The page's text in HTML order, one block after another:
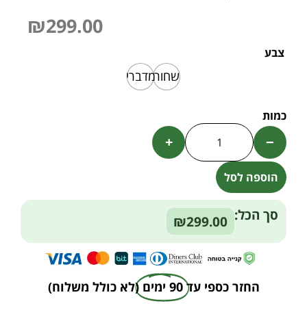
₪299.00
צבע
שחורמדברי
−
+
הוספה לסל
Alternative:
סך הכל: ₪299.00
החזר כספי עד 90 ימים (לא כולל משלוח)